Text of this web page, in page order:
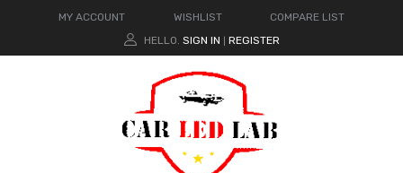
MY ACCOUNT WISHLIST
COMPARE LIST
HELLO. SIGN IN REGISTER